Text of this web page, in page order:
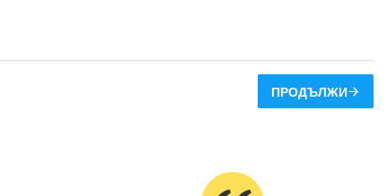
ПРОДЪЛЖИ